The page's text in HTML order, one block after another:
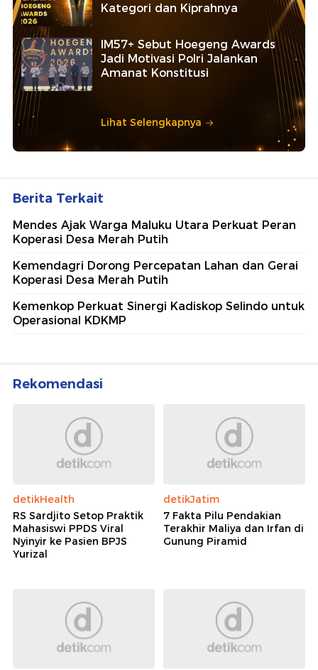
Kategori dan Kiprahnya
IM57+ Sebut Hoegeng Awards
Jadi Motivasi Polri Jalankan
Amanat Konstitusi
Lihat Selengkapnya
Berita Terkait
Mendes Ajak Warga Maluku Utara Perkuat Peran
Koperasi Desa Merah Putih
Kemendagri Dorong Percepatan Lahan dan Gerai
Koperasi Desa Merah Putih
Kemenkop Perkuat Sinergi Kadiskop Selindo untuk
Operasional KDKMP
Rekomendasi
detikHealth
RS Sardjito Setop Praktik
Mahasiswi PPDS Viral
Nyinyir ke Pasien BPJS
Yurizal
detikJatim
7 Fakta Pilu Pendakian
Terakhir Maliya dan Irfan di
Gunung Piramid